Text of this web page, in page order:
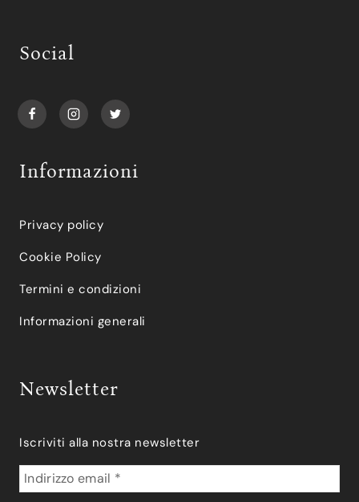
Social
Informazioni
Privacy policy
Cookie Policy
Termini e condizioni
Informazioni generali
Newsletter
Iscriviti alla nostra newsletter